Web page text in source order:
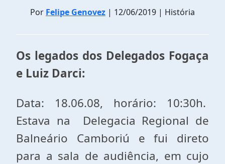
Por Felipe Genovez | 12/06/2019 | História
Os legados dos Delegados Fogaça
e Luiz Darci:
Data: 18.06.08, horário: 10:30h.
Estava na Delegacia Regional de
Balneário Camboriú e fui direto
para a sala de audiência, em cujo